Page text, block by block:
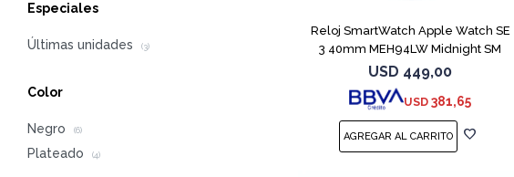
Reloj SmartWatch Apple Watch SE
3 40mm MEH94LW Midnight SM
USD 449,00
USD 381,65
Especiales
Últimas unidades (3)
Color
Negro (6)
Plateado (4)